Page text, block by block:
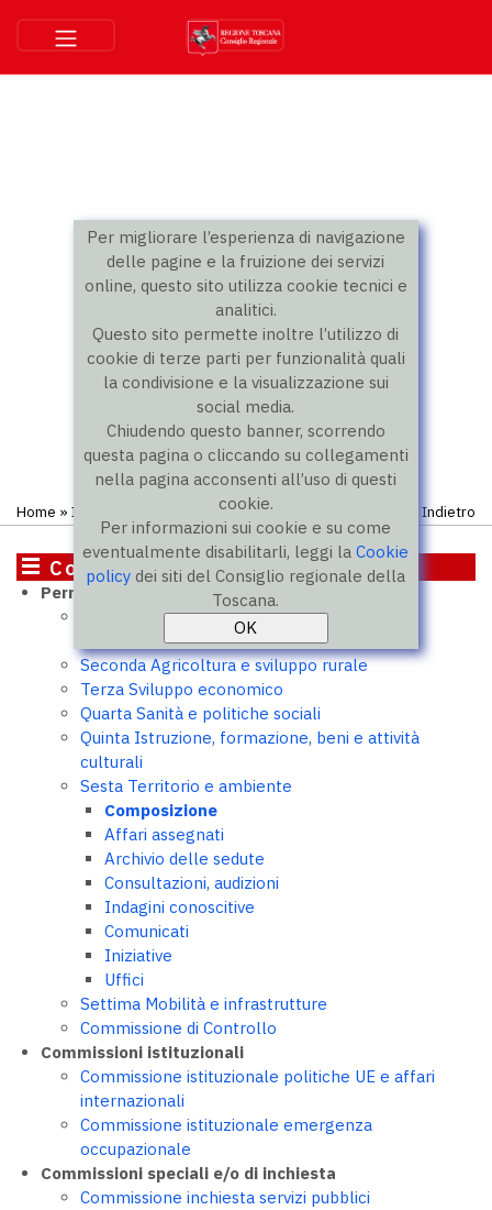
Per migliorare l’esperienza di navigazione
delle pagine e la fruizione dei servizi
online, questo sito utilizza cookie tecnici e
analitici.
Questo sito permette inoltre l’utilizzo di
cookie di terze parti per funzionalità quali
la condivisione e la visualizzazione sui
social media.
Chiudendo questo banner, scorrendo
questa pagina o cliccando su collegamenti
nella pagina acconsenti all’uso di questi
cookie.
Per informazioni sui cookie e su come
eventualmente disabilitarli, leggi laCookie
policy dei siti del Consiglio regionale della
Toscana.
Home » Il Consiglio Commissioni» Sesta commissione Indietro
Commissioni
Permanenti
Prima Affari istituzionali, programmazione e
Seconda Agricoltura e sviluppo rurale
Terza Sviluppo economico
Quarta Sanità e politiche sociali
Quinta Istruzione, formazione, beni e attività
culturali
Sesta Territorio e ambiente
Composizione
Affari assegnati
Archivio delle sedute
Consultazioni, audizioni
Indagini conoscitive
Comunicati
Iniziative
Uffici
Settima Mobilità e infrastrutture
Commissione di Controllo
Commissioni istituzionali
Commissione istituzionale politiche UE e affari
internazionali
Commissione istituzionale emergenza
occupazionale
Commissioni speciali e/o di inchiesta
Commissione inchiesta servizi pubblici